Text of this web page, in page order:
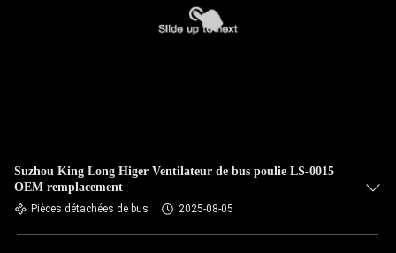
Suzhou King Long Higer Ventilateur de bus poulie LS-0015
OEM remplacement
Pièces détachées de bus 2025-08-05